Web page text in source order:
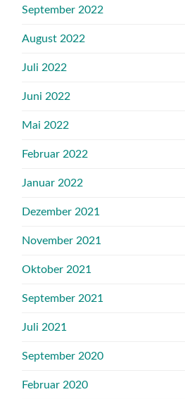
September 2022
August 2022
Juli 2022
Juni 2022
Mai 2022
Februar 2022
Januar 2022
Dezember 2021
November 2021
Oktober 2021
September 2021
Juli 2021
September 2020
Februar 2020